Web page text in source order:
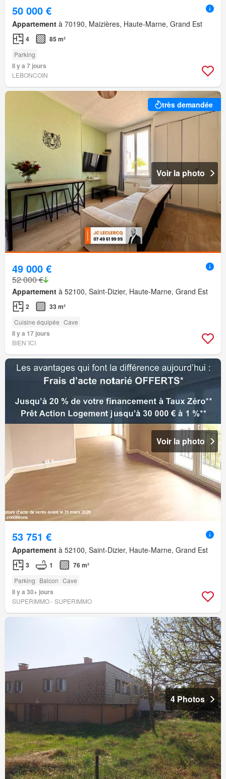
50 000 €
Appartement à 70190, Maizières, Haute-Marne, Grand Est
4 85 m²
Parking
Il y a 7 jours
LEBONCOIN
très demandée
Voir la photo
49 000 €
52 000 €
Appartement à 52100, Saint-Dizier, Haute-Marne, Grand Est
2 33 m²
Cuisine équipée Cave
Il y a 17 jours
BIEN´ICI
Voir la photo
53 751 €
Appartement à 52100, Saint-Dizier, Haute-Marne, Grand Est
3 1 76 m²
Parking Balcon Cave
Il y a 30+ jours
SUPERIMMO - SUPERIMMO
4 Photos